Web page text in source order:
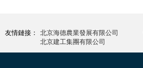
友情鏈接： 北京海德農業發展有限公司
北京建工集團有限公司